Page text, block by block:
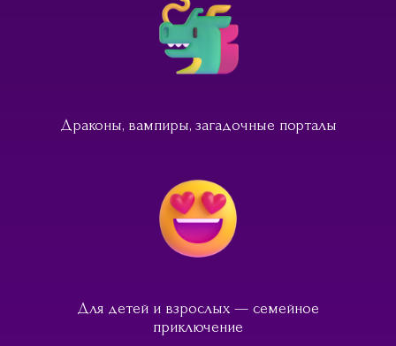
Драконы, вампиры, загадочные порталы
Для детей и взрослых — семейное
приключение